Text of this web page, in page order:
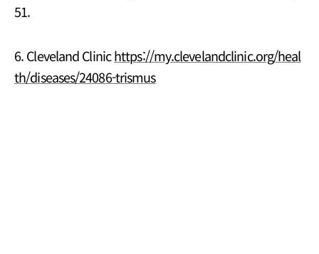
51.
6. Cleveland Clinichttps://my.clevelandclinic.org/heal
th/diseases/24086-trismus